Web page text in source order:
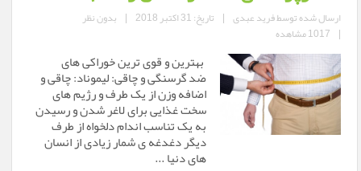
ارسال شده توسطفرید عبدی | تاریخ: 31 اکتبر 2018 | بدون نظر
| 1017 مشاهده
بهترین و قوی ترین خوراکی های
ضد گرسنگی و چاقی: لیموناد: چاقی و
اضافه وزن از یک طرف و رژیم های
سخت غذایی برای لاغر شدن و رسیدن
به یک تناسب اندام دلخواه از طرف
دیگر دغدغه ی شمار زیادی از انسان
های دنیا ...